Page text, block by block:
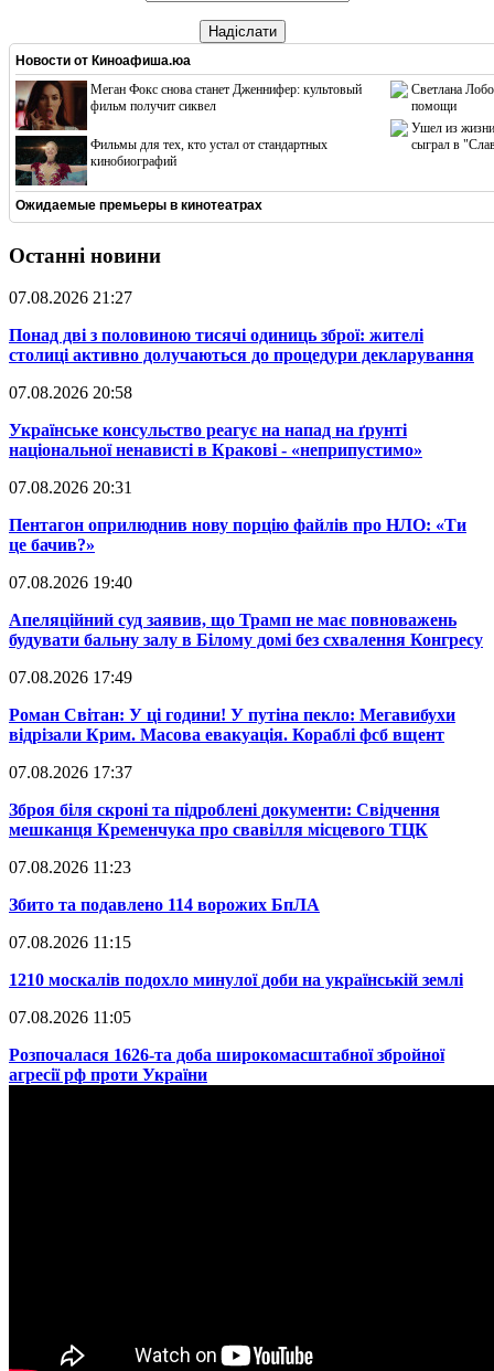
Надіслати
Новости от Киноафиша.юа
Меган Фокс снова станет Дженнифер: культовый
фильм получит сиквел
Фильмы для тех, кто устал от стандартных
кинобиографий
Светлана
помощи
Ушел из жизни
сыграл в
Ожидаемые премьеры в кинотеатрах
Останні новини
07.08.2026 21:27
​Понад дві з половиною тисячі одиниць зброї: жителі
столиці активно долучаються до процедури декларування
07.08.2026 20:58
​Українське консульство реагує на напад на ґрунті
національної ненависті в Кракові - «неприпустимо»
07.08.2026 20:31
​Пентагон оприлюднив нову порцію файлів про НЛО: «Ти
це бачив?»
07.08.2026 19:40
​Апеляційний суд заявив, що Трамп не має повноважень
будувати бальну залу в Білому домі без схвалення Конгресу
07.08.2026 17:49
​Роман Світан: У ці години! У путіна пекло: Мегавибухи
відрізали Крим. Масова евакуація. Кораблі фсб вщент
07.08.2026 17:37
​Зброя біля скроні та підроблені документи: Свідчення
мешканця Кременчука про свавілля місцевого ТЦК
07.08.2026 11:23
​Збито та подавлено 114 ворожих БпЛА
07.08.2026 11:15
​1210 москалів подохло минулої доби на українській землі
07.08.2026 11:05
​Розпочалася 1626-та доба широкомасштабної збройної
агресії рф проти України